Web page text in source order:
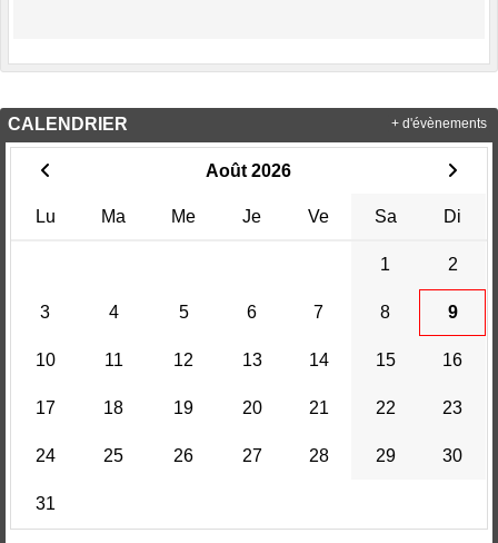
CALENDRIER
Août 2026
Lu Ma Me Je Ve Sa Di
1 2
3 4 5 6 7 8 9
10 11 12 13 14 15 16
17 18 19 20 21 22 23
24 25 26 27 28 29 30
31
+ d'évènements